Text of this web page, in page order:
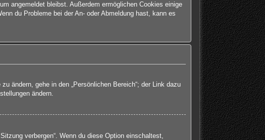
angemeldet bleibst. Außerdem ermöglichen Cookies einige
du Probleme bei der An- oder Abmeldung hast, kann es
ändern, gehe in den „Persönlichen Bereich“; der Link dazu
ändern.
verbergen“. Wenn du diese Option einschaltest,